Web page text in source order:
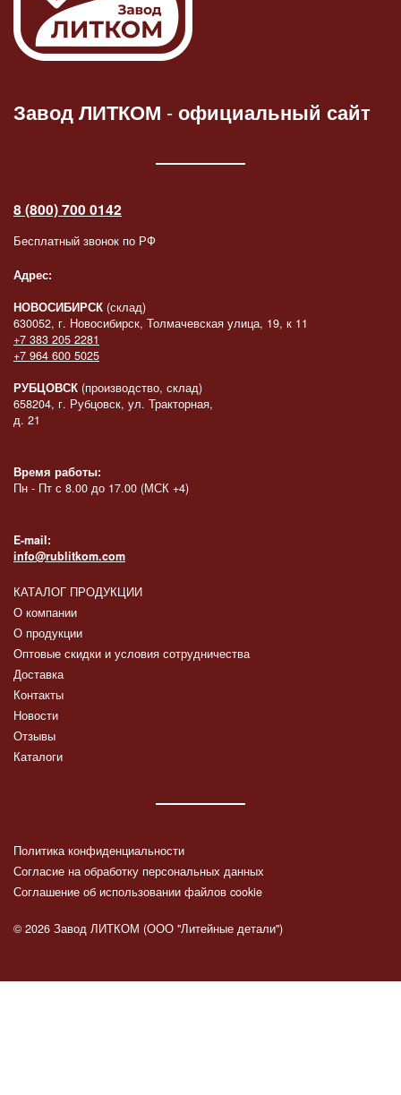
Завод ЛИТКОМ -официальный сайт
8 (800) 700 0142
Бесплатный звонок по РФ
Адрес:
НОВОСИБИРСК (склад)
630052, г. Новосибирск, Толмачевская улица, 19, к 11
+7 383 205 2281
+7 964 600 5025
РУБЦОВСК (производство, склад)
658204, г. Рубцовск, ул. Тракторная,
д. 21
Время работы:
Пн - Пт с 8.00 до 17.00 (МСК +4)
E-mail:
info@rublitkom.com
КАТАЛОГ ПРОДУКЦИИ
О компании
О продукции
Оптовые скидки и условия сотрудничества
Доставка
Контакты
Новости
Отзывы
Каталоги
Политика конфиденциальности
Согласие на обработку персональных данных
Соглашение об использовании файлов cookie
© 2026 Завод ЛИТКОМ (ООО "Литейные детали")